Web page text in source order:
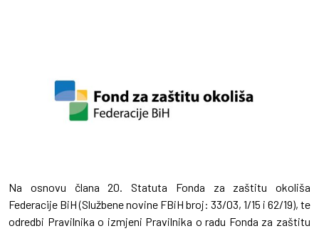
Na osnovu člana 20. Statuta Fonda za zaštitu okoliša
Federacije BiH (Službene novine FBiH broj: 33/03, 1/15 i 62/19), te
odredbi Pravilnika o izmjeni Pravilnika o radu Fonda za zaštitu